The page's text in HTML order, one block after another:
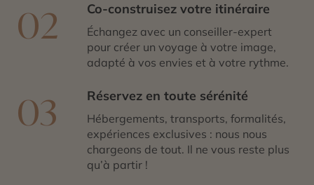
02 Co-construisez votre itinéraire
Échangez avec un conseiller-expert
pour créer un voyage à votre image,
adapté à vos envies et à votre rythme.
03 Réservez en toute sérénité
Hébergements, transports, formalités,
expériences exclusives : nous nous
chargeons de tout. Il ne vous reste plus
qu’à partir !